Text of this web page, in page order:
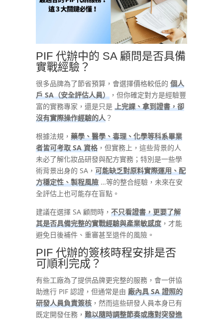
PIF 代辦中的 SA 顧問是否具備
實戰經驗？
很多品牌為了節省預算，會選擇價格較低的個人
戶 SA（安全評估人員） ，但你確定對方是經驗豐
富的實務專家，還是只是上完課、拿到證書，卻
沒有實際操作經驗的人？
根據法規，藥學、醫學、毒理、化學等科系畢業
者皆可考取 SA 資格 ，但實務上，這些背景的人
未必了解化妝品研發與配方實務；特別是一些學
術背景出身的 SA，可能缺乏對原料實際運用、配
方穩定性、製程風險 …等的整合經驗，未來在安
全評估上也可能存在盲點。
建議在選擇 SA 顧問時，不只看證書，更要了解
其是否具備完整的實戰經驗與產業敏感度 ，才能
避免日後補件、重審甚至退件的風險。
PIF 代辦的簽核時程安排是否
可順利完成？
有些工廠為了提供品牌更完整的服務，會一併協
助進行 PIF 認證，但通常是由廠內具 SA 證照的
研發人員負責簽核 ，然而這些研發人員本身已有
既定開發任務，難以隨時調整節奏或應對突發進